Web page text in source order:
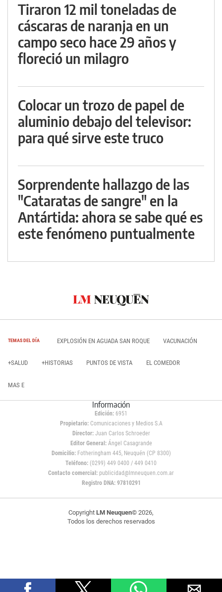
Tiraron 12 mil toneladas de
cáscaras de naranja en un
campo seco hace 29 años y
floreció un milagro
Colocar un trozo de papel de
aluminio debajo del televisor:
para qué sirve este truco
Sorprendente hallazgo de las
"Cataratas de sangre" en la
Antártida: ahora se sabe qué es
este fenómeno puntualmente
TEMAS DEL DÍA EXPLOSIÓN EN AGUADA SAN ROQUE VACUNACIÓN
+SALUD +HISTORIAS PUNTOS DE VISTA EL COMEDOR
MAS E
Información
Edición: 6951
Propietario:Comunicaciones y Medios S.A
Director: Juan Carlos Schroeder
Editor General:Ángel Casagrande
Domicilio:Fotheringham 445, Neuquén (CP 8300)
Teléfono: (0299) 449 0400 / 449 0410
Contacto comercial: publicidad@lmneuquen.com.ar
Registro DNA: 97810291
Copyright LM Neuquen© 2026,
Todos los derechos reservados